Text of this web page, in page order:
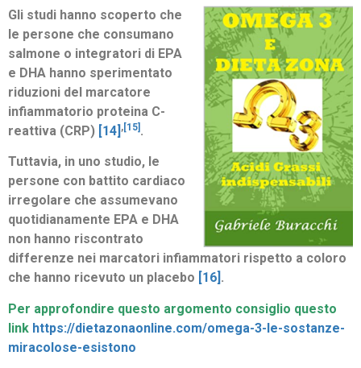
Gli studi hanno scoperto che
le persone che consumano
salmone o integratori di EPA
e DHA hanno sperimentato
riduzioni del marcatore
infiammatorio proteina C-
reattiva (CRP) [14] ,[15] .
Tuttavia, in uno studio, le
persone con battito cardiaco
irregolare che assumevano
quotidianamente EPA e DHA
non hanno riscontrato
differenze nei marcatori infiammatori rispetto a coloro
che hanno ricevuto un placebo [16] .
Per approfondire questo argomento consiglio questo
link https://dietazonaonline.com/omega-3-le-sostanze-
miracolose-esistono